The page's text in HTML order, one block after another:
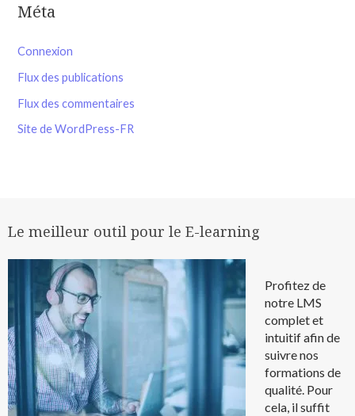
Méta
Connexion
Flux des publications
Flux des commentaires
Site de WordPress-FR
Le meilleur outil pour le E-learning
Profitez de
notre LMS
complet et
intuitif afin de
suivre nos
formations de
qualité. Pour
cela, il suffit